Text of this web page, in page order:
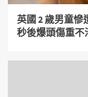
英國 2 歲男童
秒後爆頭傷重不